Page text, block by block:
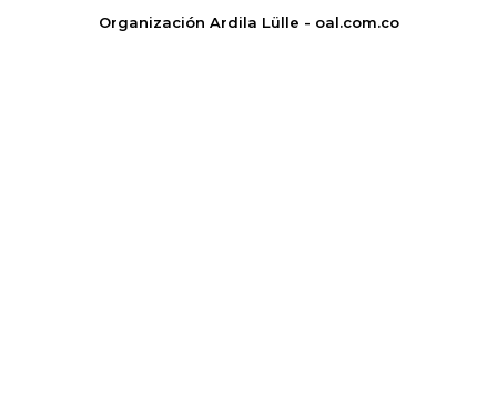
Organización Ardila Lülle - oal.com.co